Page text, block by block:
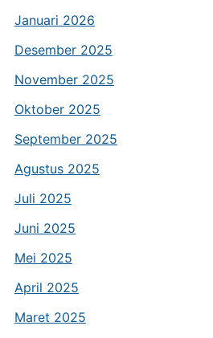
Januari 2026
Desember 2025
November 2025
Oktober 2025
September 2025
Agustus 2025
Juli 2025
Juni 2025
Mei 2025
April 2025
Maret 2025